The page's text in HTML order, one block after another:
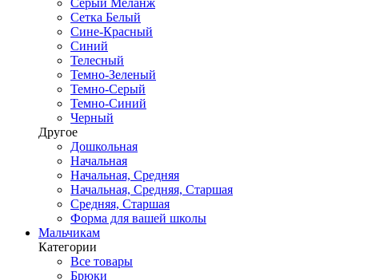
Серый Меланж
Сетка Белый
Сине-Красный
Синий
Телесный
Темно-Зеленый
Темно-Серый
Темно-Синий
Черный
Другое
Дошкольная
Начальная
Начальная, Средняя
Начальная, Средняя, Старшая
Средняя, Старшая
Форма для вашей школы
Мальчикам
Категории
Все товары
Брюки